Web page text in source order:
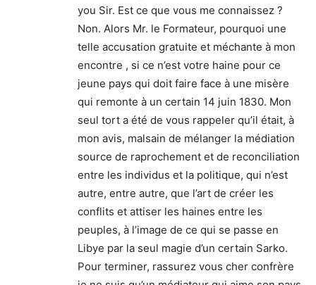
you Sir. Est ce que vous me connaissez ?
Non. Alors Mr. le Formateur, pourquoi une
telle accusation gratuite et méchante à mon
encontre , si ce n’est votre haine pour ce
jeune pays qui doit faire face à une misère
qui remonte à un certain 14 juin 1830. Mon
seul tort a été de vous rappeler qu’il était, à
mon avis, malsain de mélanger la médiation
source de raprochement et de reconciliation
entre les individus et la politique, qui n’est
autre, entre autre, que l’art de créer les
conflits et attiser les haines entre les
peuples, à l’image de ce qui se passe en
Libye par la seul magie d’un certain Sarko.
Pour terminer, rassurez vous cher confrère